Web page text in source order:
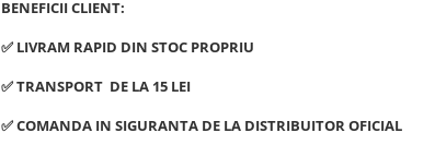
BENEFICII CLIENT:
✅ LIVRAM RAPID DIN STOC PROPRIU
✅ TRANSPORT DE LA 15 LEI
✅ COMANDA IN SIGURANTA DE LA DISTRIBUITOR OFICIAL